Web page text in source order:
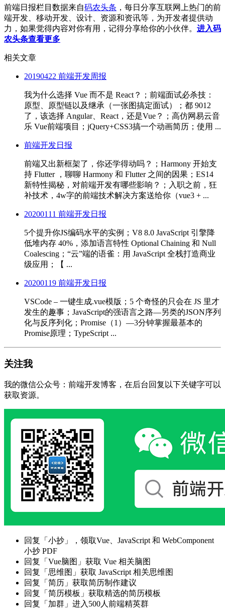
前端日报栏目数据来自码农头条 ，每日分享互联网上热门的前
端开发、移动开发、设计、资源和资讯等，为开发者提供动
力，如果觉得内容对你有用，记得分享给你的小伙伴。 进入码
农头条查看更多
相关文章
20190422 前端开发周报
我为什么选择 Vue 而不是 React？；前端面试必杀技：
原型、原型链以及继承（一张图搞定面试）；都 9012
了，该选择 Angular、React，还是Vue？；高仿网易云音
乐 Vue前端项目；jQuery+CSS3搞一个动画简历；使用 ...
前端开发日报
前端又出新框架了，你还学得动吗？；Harmony 开始支
持 Flutter ，聊聊 Harmony 和 Flutter 之间的因果；ES14
新特性揭秘，对前端开发有哪些影响？；入职之前，狂
补技术，4w字的前端技术解决方案送给你（vue3 + ...
20200111 前端开发日报
5个提升你JS编码水平的实例；V8 8.0 JavaScript 引擎降
低堆内存 40%，添加语言特性 Optional Chaining 和 Null
Coalescing；“云”端的语雀：用 JavaScript 全栈打造商业
级应用；【 ...
20200119 前端开发日报
VSCode – 一键生成.vue模版；5 个奇怪的只会在 JS 里才
发生的趣事；JavaScript的强语言之路—另类的JSON序列
化与反序列化；Promise（1）—3分钟掌握最基本的
Promise原理；TypeScript ...
关注我
我的微信公众号：前端开发博客，在后台回复以下关键字可以
获取资源。
回复「小抄」，领取Vue、JavaScript 和 WebComponent
小抄 PDF
回复「Vue脑图」获取 Vue 相关脑图
回复「思维图」获取 JavaScript 相关思维图
回复「简历」获取简历制作建议
回复「简历模板」获取精选的简历模板
回复「加群」进入500人前端精英群